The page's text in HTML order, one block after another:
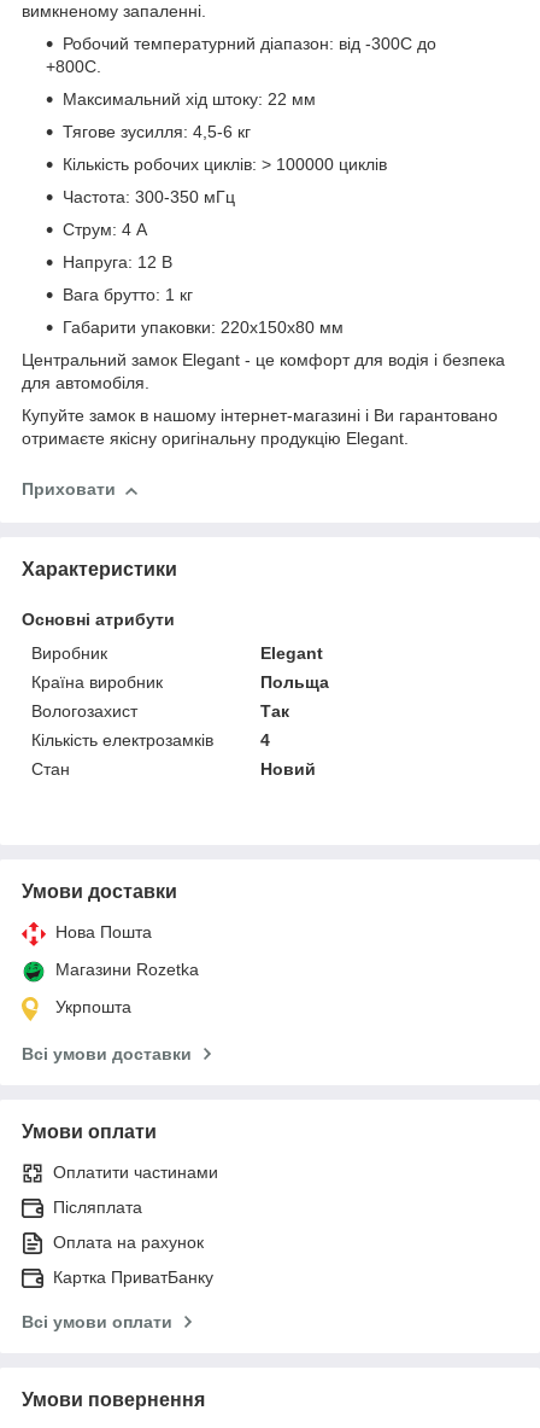
вимкненому запаленні.
Робочий температурний діапазон: від -300С до
+800С.
Максимальний хід штоку: 22 мм
Тягове зусилля: 4,5-6 кг
Кількість робочих циклів: > 100000 циклів
Частота: 300-350 мГц
Струм: 4 А
Напруга: 12 В
Вага брутто: 1 кг
Габарити упаковки: 220х150х80 мм
Центральний замок Elegant - це комфорт для водія і безпека
для автомобіля.
Купуйте замок в нашому інтернет-магазині і Ви гарантовано
отримаєте якісну оригінальну продукцію Elegant.
Приховати
Характеристики
Основні атрибути
Виробник
Elegant
Країна виробник
Польща
Вологозахист
Так
Кількість електрозамків
4
Стан
Новий
Умови доставки
Нова Пошта
Магазини Rozetka
Укрпошта
Всі умови доставки
Умови оплати
Оплатити частинами
Післяплата
Оплата на рахунок
Картка ПриватБанку
Всі умови оплати
Умови повернення